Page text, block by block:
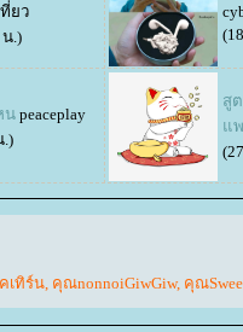
ยว
น.)
น peaceplay
.)
สู
พ
เทิร์น, คุณnonnoiGiwGiw, คุณ